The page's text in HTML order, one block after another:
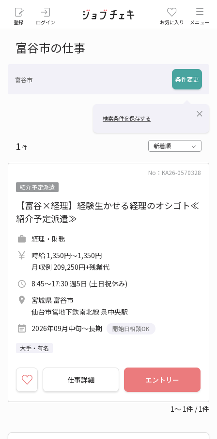
登録 ログイン お気に入り メニュー
富谷市の仕事
富谷市 条件変更
検索条件を保存する close
1件 新着順
No：KA26-0570328
紹介予定派遣
【富谷×経理】経験生かせる経理のオシゴト≪
紹介予定派遣≫
経理・財務
時給 1,350円～1,350円
月収例 209,250円+残業代
8:45～17:30 週5日 (土日祝休み)
宮城県 富谷市
仙台市営地下鉄南北線 泉中央駅
2026年09月中旬～長期
開始日相談OK
大手・有名
仕事詳細 エントリー
1～ 1件 / 1件